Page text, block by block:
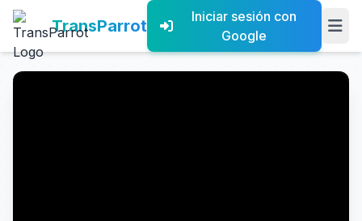
TransParrot
Iniciar sesión con
Google